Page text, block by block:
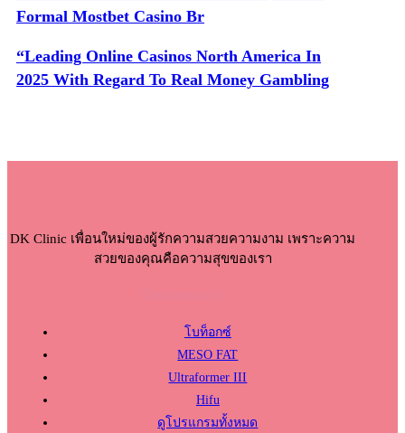
Formal Mostbet Casino Br
“Leading Online Casinos North America In
2025 With Regard To Real Money Gambling
DK Clinic เพื่อนใหม่ของผู้รักความสวยความงาม เพราะความ
สวยของคุณคือความสุขของเรา
โบท็อกซ์
MESO FAT
Ultraformer III
Hifu
ดูโปรแกรมทั้งหมด